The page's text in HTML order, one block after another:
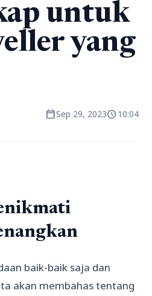
untuk
yang
calendar_todaySep 29, 2023schedule10:04
baik-baik saja dan
akan membahas tentang